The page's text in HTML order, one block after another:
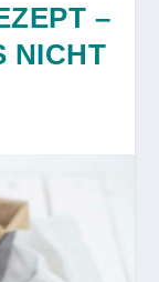
–
NICHT